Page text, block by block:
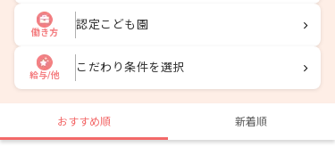
働き方
認定こども園
給与/他
こだわり条件を選択
おすすめ順 新着順